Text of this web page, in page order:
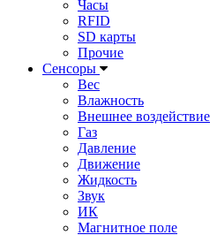
Часы
RFID
SD карты
Прочие
Сенсоры
Вес
Влажность
Внешнее воздействие
Газ
Давление
Движение
Жидкость
Звук
ИК
Магнитное поле